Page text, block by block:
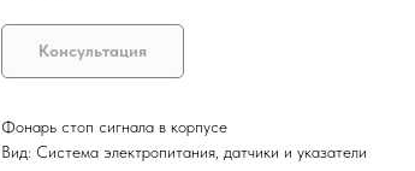
Консультация
Фонарь стоп сигнала в корпусе
Вид: Система электропитания, датчики и указатели